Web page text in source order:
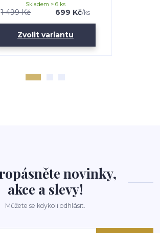
1 499 Kč 699 Kč/ks
Skladem > 6 ks
Zvolit variantu
novinky,
akce a slevy!
Můžete se kdykoli odhlásit.